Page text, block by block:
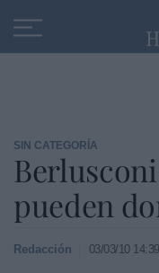
SIN CATEGORÍA
pueden
Redacción 03/03/10 14:39